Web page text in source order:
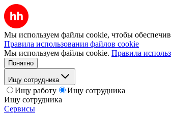
Мы используем файлы cookie, чтобы
Правила использования файлов cookie
Мы используем файлы cookie. Правила
Понятно
Ищу сотрудника
Ищу работу
Ищу сотрудника
Ищу сотрудника
Сервисы